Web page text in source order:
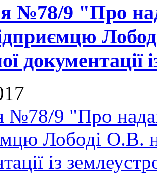
№78/9 "Про
№78/9 "Про
Лободі О.В.
із